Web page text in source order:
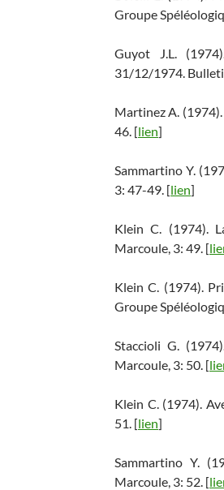
Groupe
Guyot J.L.
31/12/1974.
Martinez A.
46. [lien]
Sammartino Y.
3: 47-49. [lien]
Klein C. (1974).
Marcoule, 3: 49. [
Klein C. (1974).
Groupe
Staccioli G.
Marcoule, 3: 50. [
Klein C. (1974).
51. [lien]
Sammartino Y.
Marcoule, 3: 52. [